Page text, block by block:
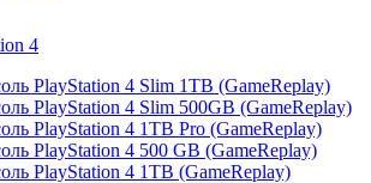
4
PlayStation 4 Slim 1TB (GameReplay)
PlayStation 4 Slim 500GB (GameReplay)
PlayStation 4 1TB Pro (GameReplay)
PlayStation 4 500 GB (GameReplay)
PlayStation 4 1TB (GameReplay)